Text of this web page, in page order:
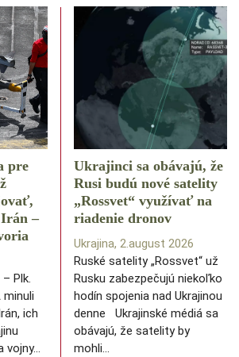
pre
–
Plk.
minuli
ich
vojny…
Ukrajinci sa obávajú, že
Rusi budú nové satelity
„Rossvet“ využívať na
riadenie dronov
Ukrajina, 2.august 2026
Ruské satelity „Rossvet“ už
Rusku zabezpečujú niekoľko
hodín spojenia nad Ukrajinou
denne Ukrajinské médiá sa
obávajú, že satelity by
mohli…